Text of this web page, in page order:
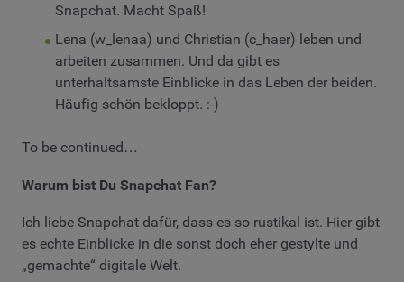
Snapchat. Macht Spaß!
Lena (w_lenaa) und Christian (c_haer) leben und
arbeiten zusammen. Und da gibt es
unterhaltsamste Einblicke in das Leben der beiden.
Häufig schön bekloppt. :-)
To be continued…
Warum bist Du Snapchat Fan?
Ich liebe Snapchat dafür, dass es so rustikal ist. Hier gibt
es echte Einblicke in die sonst doch eher gestylte und
„gemachte“ digitale Welt.